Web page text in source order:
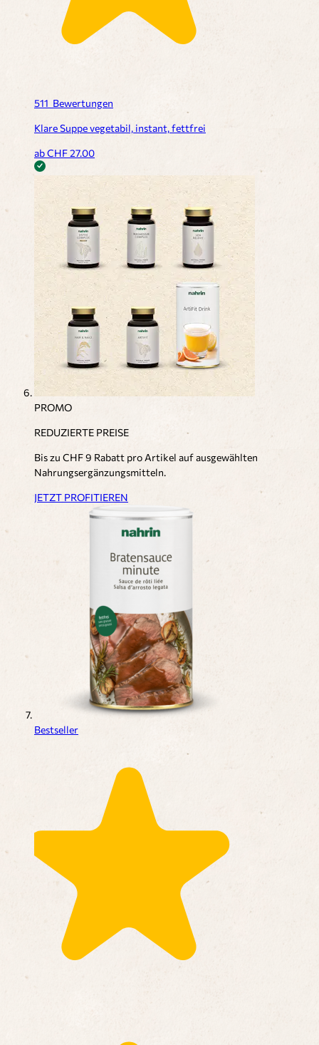
511 Bewertungen
Klare Suppe vegetabil, instant, fettfrei
ab CHF27.00
PROMO
REDUZIERTE PREISE
Bis zu CHF 9 Rabatt pro Artikel auf ausgewählten
Nahrungsergänzungsmitteln.
JETZT PROFITIEREN
Bestseller